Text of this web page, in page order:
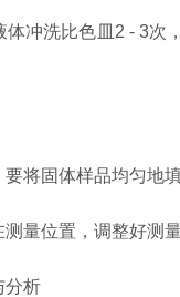
洗比色皿2 - 3次
固体样品均匀地
位置，调整好测量
析